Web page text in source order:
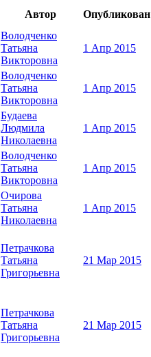
Автор Опубликован
Володченко
Татьяна
Викторовна
1 Апр 2015
Володченко
Татьяна
Викторовна
1 Апр 2015
Будаева
Людмила
Николаевна
1 Апр 2015
Володченко
Татьяна
Викторовна
1 Апр 2015
Очирова
Татьяна
Николаевна
1 Апр 2015
Петрачкова
Татьяна
Григорьевна
21 Мар 2015
Петрачкова
Татьяна
Григорьевна
21 Мар 2015